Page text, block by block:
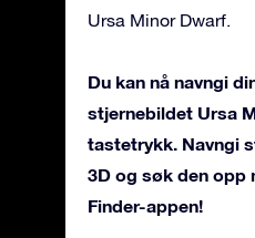
Ursa Minor Dwarf.
Du kan nå navngi
stjernebildet Ursa
tastetrykk. Navngi
3D og søk den opp
Finder-appen!